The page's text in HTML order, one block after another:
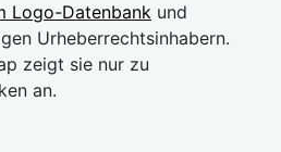
Logo-Datenbank und
Urheberrechtsinhabern.
zeigt sie nur zu
an.